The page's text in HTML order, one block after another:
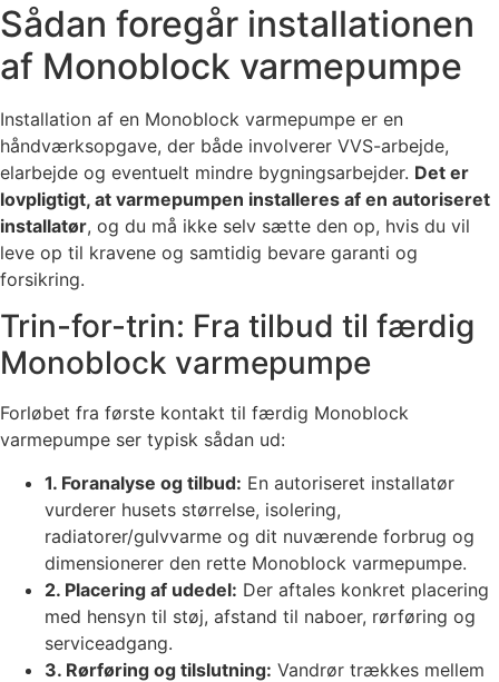
Sådan foregår installationen
af Monoblock varmepumpe
Installation af en Monoblock varmepumpe er en
håndværksopgave, der både involverer VVS-arbejde,
elarbejde og eventuelt mindre bygningsarbejder. Det er
lovpligtigt, at varmepumpen installeres af en autoriseret
installatør, og du må ikke selv sætte den op, hvis du vil
leve op til kravene og samtidig bevare garanti og
forsikring.
Trin-for-trin: Fra tilbud til færdig
Monoblock varmepumpe
Forløbet fra første kontakt til færdig Monoblock
varmepumpe ser typisk sådan ud:
1. Foranalyse og tilbud: En autoriseret installatør
vurderer husets størrelse, isolering,
radiatorer/gulvvarme og dit nuværende forbrug og
dimensionerer den rette Monoblock varmepumpe.
2. Placering af udedel: Der aftales konkret placering
med hensyn til støj, afstand til naboer, rørføring og
serviceadgang.
3. Rørføring og tilslutning: Vandrør trækkes mellem